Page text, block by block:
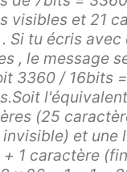
visibles et 21
Si tu écris
, le message
3360 / 16bits
(25
et une
1 caractère